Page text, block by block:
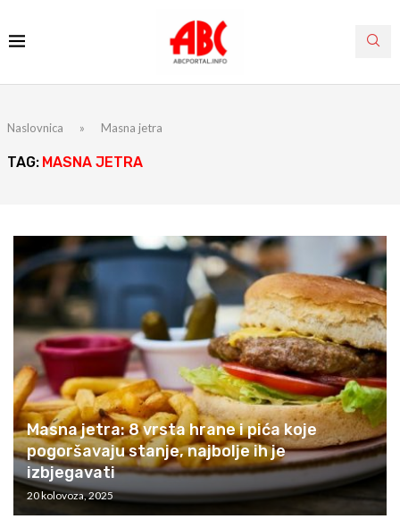
Naslovnica » Masna jetra
TAG: MASNA JETRA
Masna jetra: 8 vrsta hrane i pića koje
pogoršavaju stanje, najbolje ih je
izbjegavati
20 kolovoza, 2025